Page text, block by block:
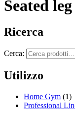
Seated
Ricerca
Cerca:
Utilizzo
Home Gym (1)
Professional